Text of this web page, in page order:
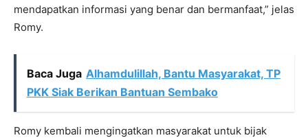
mendapatkan informasi yang benar dan bermanfaat,” jelas
Romy.
Baca Juga Alhamdulillah, Bantu Masyarakat, TP
PKK Siak Berikan Bantuan Sembako
Romy kembali mengingatkan masyarakat untuk bijak